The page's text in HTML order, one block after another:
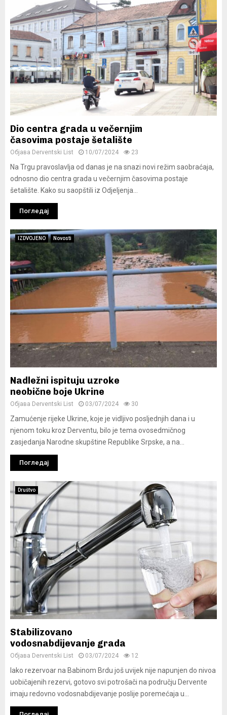
Dio centra grada u večernjim
časovima postaje šetalište
Објава Derventski List 10/07/2024 23
Na Trgu pravoslavlja od danas je na snazi novi režim saobraćaja,
odnosno dio centra grada u večernjim časovima postaje
šetalište. Kako su saopštili iz Odjeljenja...
Погледај
IZDVOJENO Novosti
Nadležni ispituju uzroke
neobične boje Ukrine
Објава Derventski List 03/07/2024 30
Zamućenje rijeke Ukrine, koje je vidljivo posljednjih dana i u
njenom toku kroz Derventu, bilo je tema ovosedmičnog
zasjedanja Narodne skupštine Republike Srpske, a na...
Погледај
Društvo
Stabilizovano
vodosnabdijevanje grada
Објава Derventski List 03/07/2024 12
Iako rezervoar na Babinom Brdu još uvijek nije napunjen do nivoa
uobičajenih rezervi, gotovo svi potrošači na području Dervente
imaju redovno vodosnabdijevanje poslije poremećaja u...